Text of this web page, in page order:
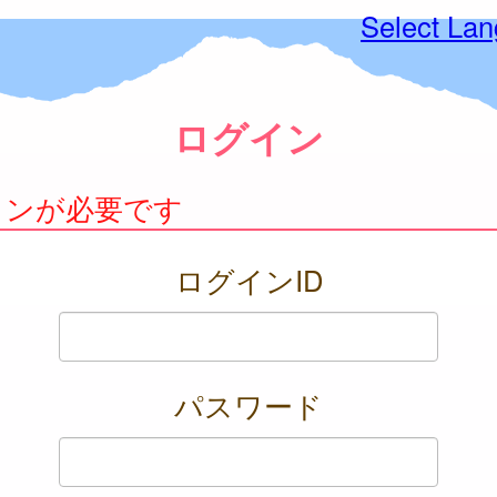
Select
ログイン
が必要です
ログインID
パスワード